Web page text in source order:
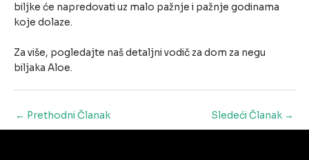
biljke će napredovati uz malo pažnje i pažnje godinama
koje dolaze.
Za više, pogledajte naš detaljni vodič za dom za negu
biljaka Aloe.
Post
← Prethodni Članak Sledeći Članak →